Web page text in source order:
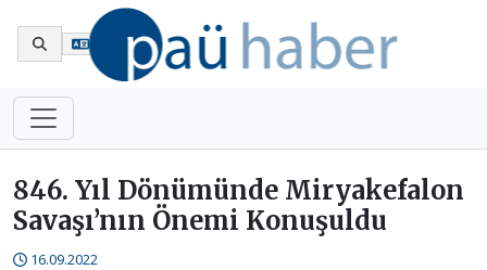
846. Yıl Dönümünde Miryakefalon
Savaşı’nın Önemi Konuşuldu
16.09.2022